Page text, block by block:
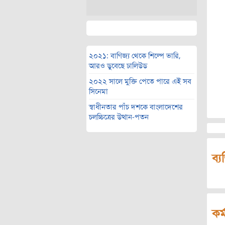
২০২১: বাণিজ্য থেকে শিল্পে ভারি,
আরও ডুবেছে ঢালিউড
২০২২ সালে মুক্তি পেতে পারে এই সব
সিনেমা
স্বাধীনতার পাঁচ দশকে বাংলাদেশের
চলচ্চিত্রের উত্থান-পতন